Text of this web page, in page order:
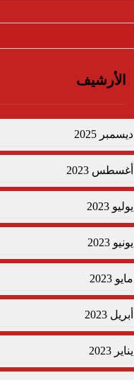
الأرشيف
ديسمبر 2025
أغسطس 2023
يوليو 2023
يونيو 2023
مايو 2023
أبريل 2023
يناير 2023